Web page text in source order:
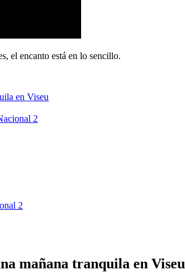
el encanto está en lo sencillo.
en Viseu
2
2
mañana tranquila en Viseu